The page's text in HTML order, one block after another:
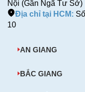
Nội (Gần Ngã Tư Sở)
Địa chỉ tại HCM:
10
AN GIANG
BẮC GIANG